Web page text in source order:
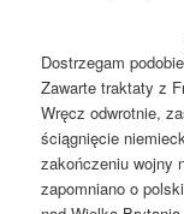
Dostrzegam
Zawarte traktaty z
Wręcz odwrotnie,
ściągnięcie
zakończeniu wojny
zapomniano o